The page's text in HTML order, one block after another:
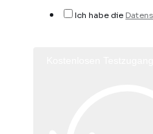
Ich habe die